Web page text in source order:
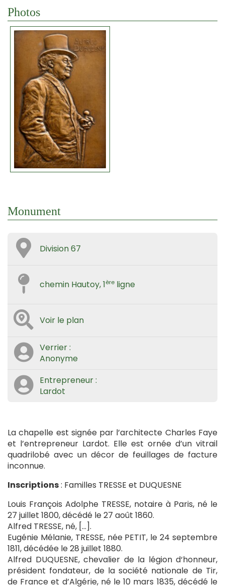
Photos
Monument
Division 67
chemin Hautoy, 1ère ligne
Voir le plan
Verrier :
Anonyme
Entrepreneur :
Lardot
La chapelle est signée par l’architecte Charles Faye
et l’entrepreneur Lardot. Elle est ornée d’un vitrail
quadrilobé avec un décor de feuillages de facture
inconnue.
Inscriptions: Familles TRESSE et DUQUESNE
Louis François Adolphe TRESSE, notaire à Paris, né le
27 juillet 1800, décédé le 27 août 1860.
Alfred TRESSE, né, […].
Eugénie Mélanie, TRESSE, née PETIT, le 24 septembre
1811, décédée le 28 juillet 1880.
Alfred DUQUESNE, chevalier de la légion d‘honneur,
président fondateur, de la société nationale de Tir,
de France et d’Algérie, né le 10 mars 1835, décédé le